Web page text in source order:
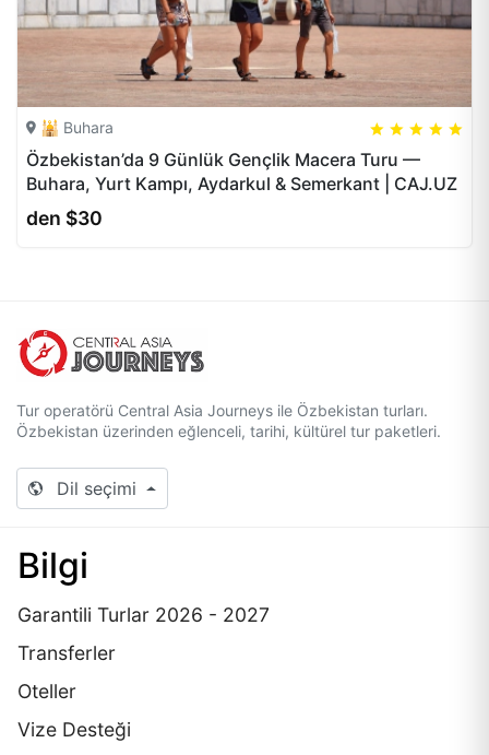
🕌 Buhara
Özbekistan’da 9 Günlük Gençlik Macera Turu —
Buhara, Yurt Kampı, Aydarkul & Semerkant | CAJ.UZ
den $30
Tur operatörü Central Asia Journeys ile Özbekistan turları.
Özbekistan üzerinden eğlenceli, tarihi, kültürel tur paketleri.
Dil seçimi
Bilgi
Garantili Turlar 2026 - 2027
Transferler
Oteller
Vize Desteği